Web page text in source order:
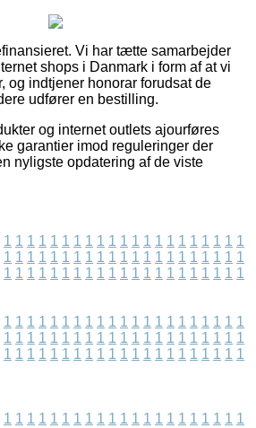
Vi har tætte samarbejder
shops i Danmark i form af at vi
og indtjener honorar forudsat de
udfører en bestilling.
og internet outlets ajourføres
garantier imod reguleringer der
nyligste opdatering af de viste
1 1 1 1 1 1 1 1 1 1 1 1 1 1 1 1 1 1 1 1 1
1 1 1 1 1 1 1 1 1 1 1 1 1 1 1 1 1 1 1 1 1
1 1 1 1 1 1 1 1 1 1 1 1 1 1 1 1 1 1 1 1 1
1 1 1 1 1 1 1 1 1 1 1 1 1 1 1 1 1 1 1 1 1
1 1 1 1 1 1 1 1 1 1 1 1 1 1 1 1 1 1 1 1 1
1 1 1 1 1 1 1 1 1 1 1 1 1 1 1 1 1 1 1 1 1
1 1 1 1 1 1 1 1 1 1 1 1 1 1 1 1 1 1 1 1 1